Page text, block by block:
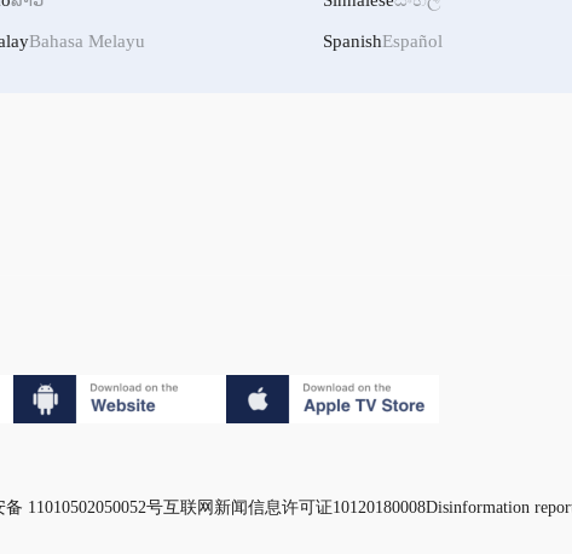
Bahasa Melayu SpanishEspañol
11010502050052号互联网新闻信息许可证10120180008Disinformation